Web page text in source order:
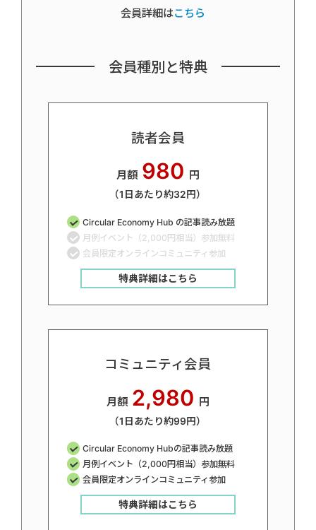
会員詳細はこちら
会員種別と特典
読者会員
月額 980 円
（1日あたり約32円）
Circular Economy Hub の記事読み放題
月例イベント（2,000円相当）参加無料
会員限定オンラインコミュニティ参加
特典詳細はこちら
コミュニティ会員
月額 2,980 円
（1日あたり約99円）
Circular Economy Hubの記事読み放題
月例イベント（2,000円相当）参加無料
会員限定オンラインコミュニティ参加
特典詳細はこちら